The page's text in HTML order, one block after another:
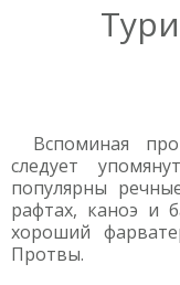
Вспоминая
следует
популярны
рафтах, каноэ и
хороший
Протвы.